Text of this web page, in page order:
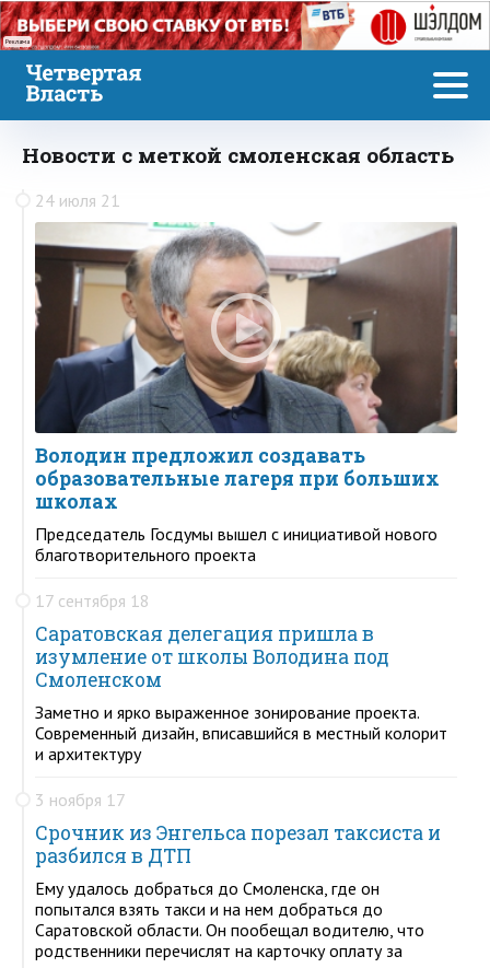
Реклама
Новости с меткой смоленская область
24 июля 21
Володин предложил создавать
образовательные лагеря при больших
школах
Председатель Госдумы вышел с инициативой нового
благотворительного проекта
17 сентября 18
Саратовская делегация пришла в
изумление от школы Володина под
Смоленском
Заметно и ярко выраженное зонирование проекта.
Современный дизайн, вписавшийся в местный колорит
и архитектуру
3 ноября 17
Срочник из Энгельса порезал таксиста и
разбился в ДТП
Ему удалось добраться до Смоленска, где он
попытался взять такси и на нем добраться до
Саратовской области. Он пообещал водителю, что
родственники перечислят на карточку оплату за